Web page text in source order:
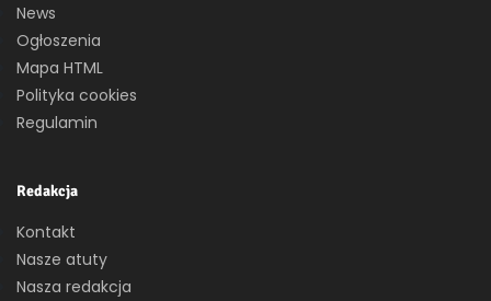
News
Ogłoszenia
Mapa HTML
Polityka cookies
Regulamin
Redakcja
Kontakt
Nasze atuty
Nasza redakcja